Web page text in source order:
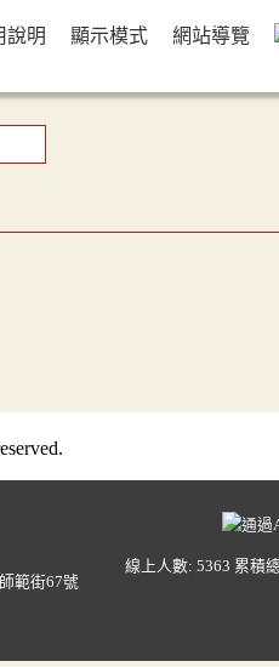
說明 顯示模式 網站導覽
範街67號
線上人數: 5363 累積